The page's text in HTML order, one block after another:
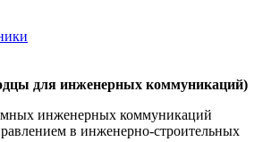
для инженерных коммуникаций)
инженерных коммуникаций
в инженерно-строительных